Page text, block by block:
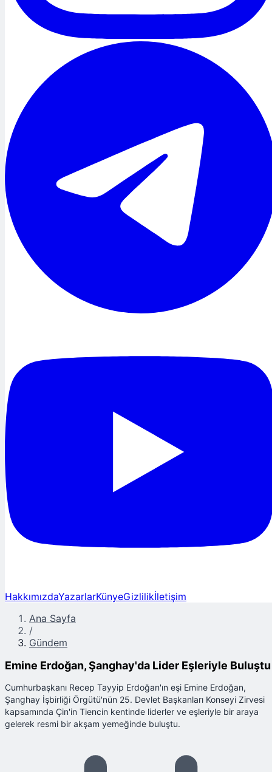
HakkımızdaYazarlarKünyeGizlilikİletişim
Ana Sayfa
/
Gündem
Emine Erdoğan, Şanghay'da Lider Eşleriyle Buluştu
Cumhurbaşkanı Recep Tayyip Erdoğan'ın eşi Emine Erdoğan,
Şanghay İşbirliği Örgütü'nün 25. Devlet Başkanları Konseyi Zirvesi
kapsamında Çin'in Tiencin kentinde liderler ve eşleriyle bir araya
gelerek resmi bir akşam yemeğinde buluştu.